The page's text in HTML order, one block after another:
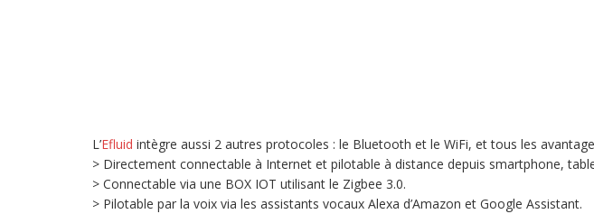
L’Efluid intègre aussi 2 autres protocoles : le Bluetooth et le WiFi, et tous les
> Directement connectable à Internet et pilotable à distance depuis smartphone,
> Connectable via une BOX IOT utilisant le Zigbee 3.0.
> Pilotable par la voix via les assistants vocaux Alexa d’Amazon et Google Assistant.